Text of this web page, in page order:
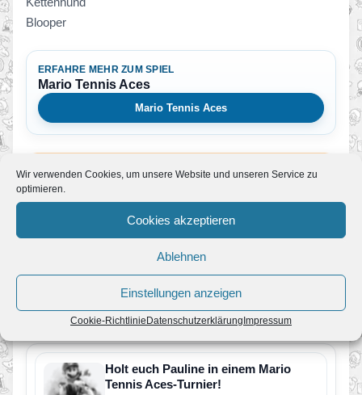
Wir verwenden Cookies, um unsere Website und unseren Service zu
optimieren.
Cookies akzeptieren
Ablehnen
Einstellungen anzeigen
Cookie-Richtlinie Datenschutzerklärung Impressum
Blooper
ERFAHRE MEHR ZUM SPIEL
Mario Tennis Aces
Mario Tennis Aces
BEI AMAZON ANSEHEN
Mario Tennis Aces
Partnerlink
Zum Angebot
Mehr News zum Spiel
Holt euch Pauline in einem Mario
Tennis Aces-Turnier!